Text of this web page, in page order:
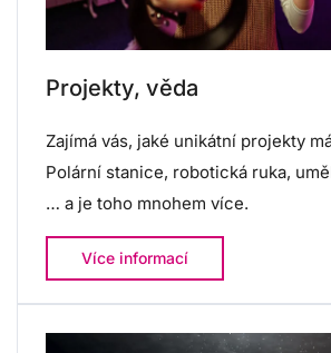
Projekty, věda
Zajímá vás, jaké unikátní projekty
Polární stanice, robotická ruka,
… a je toho mnohem více.
Více informací